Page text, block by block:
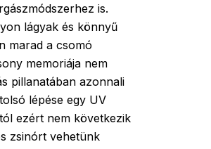
is.
lágyak és könnyű
marad a csomó
memoriája nem
pillanatában azonnali
lépése egy UV
ezért nem következik
zsinórt vehetünk